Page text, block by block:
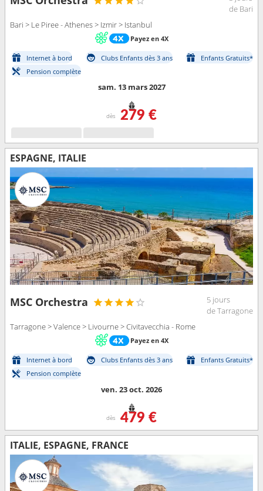
de Bari
Bari > Le Piree - Athenes > Izmir > Istanbul
Payez en 4X
Internet à bord Clubs Enfants dès 3 ans
Enfants Gratuits*
Pension complète
sam. 13 mars 2027
dès 279 €
ESPAGNE, ITALIE
MSC Orchestra
5 jours
de Tarragone
Tarragone > Valence > Livourne > Civitavecchia - Rome
Payez en 4X
Internet à bord Clubs Enfants dès 3 ans
Enfants Gratuits*
Pension complète
ven. 23 oct. 2026
dès 479 €
ITALIE, ESPAGNE, FRANCE